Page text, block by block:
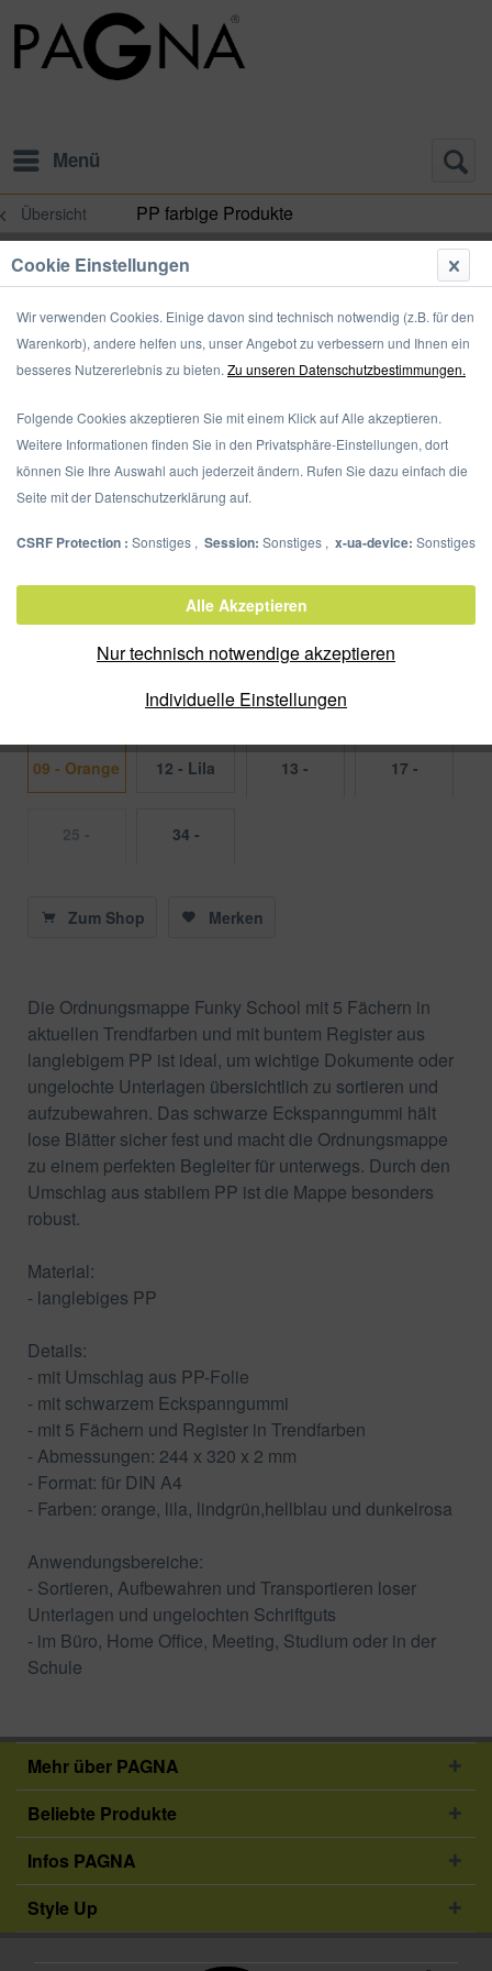
Menü
Übersicht PP farbige Produkte
Ordnungsmappe Funky School
Artikel-Nr.:
41803-09
Verpackungseinheit: 1/10 Stück
09 - Orange 12 - Lila
13 -
17 -
25 -
sortiert
34 -
Zum Shop
Merken
Die Ordnungsmappe Funky School mit 5 Fächern in
aktuellen Trendfarben und mit buntem Register aus
langlebigem PP ist ideal, um wichtige Dokumente oder
ungelochte Unterlagen übersichtlich zu sortieren und
aufzubewahren. Das schwarze Eckspanngummi hält
lose Blätter sicher fest und macht die Ordnungsmappe
zu einem perfekten Begleiter für unterwegs. Durch den
Umschlag aus stabilem PP ist die Mappe besonders
robust.
Material:
- langlebiges PP
Details:
- mit Umschlag aus PP-Folie
- mit schwarzem Eckspanngummi
- mit 5 Fächern und Register in Trendfarben
- Abmessungen: 244 x 320 x 2 mm
- Format: für DIN A4
- Farben: orange, lila, lindgrün,hellblau und dunkelrosa
Anwendungsbereiche:
- Sortieren, Aufbewahren und Transportieren loser
Unterlagen und ungelochten Schriftguts
- im Büro, Home Office, Meeting, Studium oder in der
Schule
Mehr über PAGNA
Beliebte Produkte
Infos PAGNA
Style Up
Cookie Einstellungen
Wir verwenden Cookies. Einige davon sind technisch notwendig (z.B. für den
Warenkorb), andere helfen uns, unser Angebot zu verbessern und Ihnen ein
besseres Nutzererlebnis zu bieten. Zu unseren Datenschutzbestimmungen.
Folgende Cookies akzeptieren Sie mit einem Klick auf Alle akzeptieren.
Weitere Informationen finden Sie in den Privatsphäre-Einstellungen, dort
können Sie Ihre Auswahl auch jederzeit ändern. Rufen Sie dazu einfach die
Seite mit der Datenschutzerklärung auf.
CSRF Protection : Sonstiges , Session: Sonstiges , x-ua-device: Sonstiges
Individuelle Einstellungen
Nur technisch notwendige akzeptieren
Alle Akzeptieren